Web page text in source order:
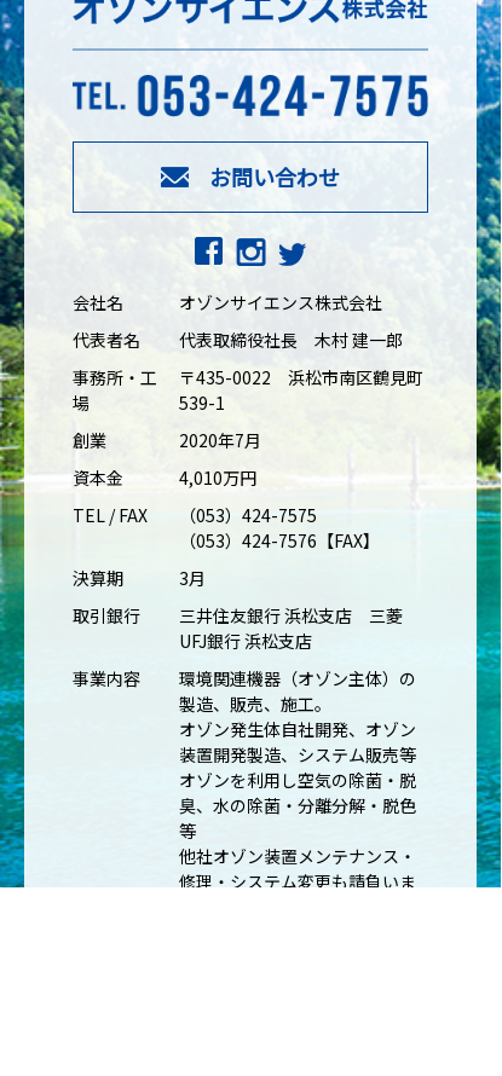
お問い合わせ
会社名
オゾンサイエンス株式会社
代表者名
代表取締役社長 木村 建一郎
事務所・工
場
〒435-0022 浜松市南区鶴見町
539-1
創業
2020年7月
資本金
4,010万円
TEL / FAX
（053）424-7575
（053）424-7576【FAX】
決算期
3月
取引銀行
三井住友銀行 浜松支店 三菱
UFJ銀行 浜松支店
事業内容
環境関連機器（オゾン主体）の
製造、販売、施工。
オゾン発生体自社開発、オゾン
装置開発製造、システム販売等
オゾンを利用し空気の除菌・脱
臭、水の除菌・分離分解・脱色
等
他社オゾン装置メンテナンス・
修理・システム変更も請負いま